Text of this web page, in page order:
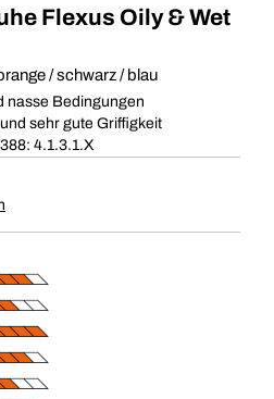
Flexus Oily & Wet
/ schwarz / blau
nasse Bedingungen
sehr gute Griffigkeit
4.1.3.1.X